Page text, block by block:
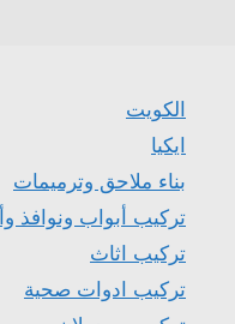
الكويت
ايكيا
بناء ملاحق وترميمات
تركيب أبواب ونوافذ
تركيب اثاث
تركيب ادوات صحية